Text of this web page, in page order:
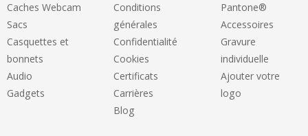
Caches Webcam
Sacs
Casquettes et
bonnets
Audio
Gadgets
Conditions
générales
Confidentialité
Cookies
Certificats
Carrières
Blog
Pantone®
Accessoires
Gravure
individuelle
Ajouter votre
logo